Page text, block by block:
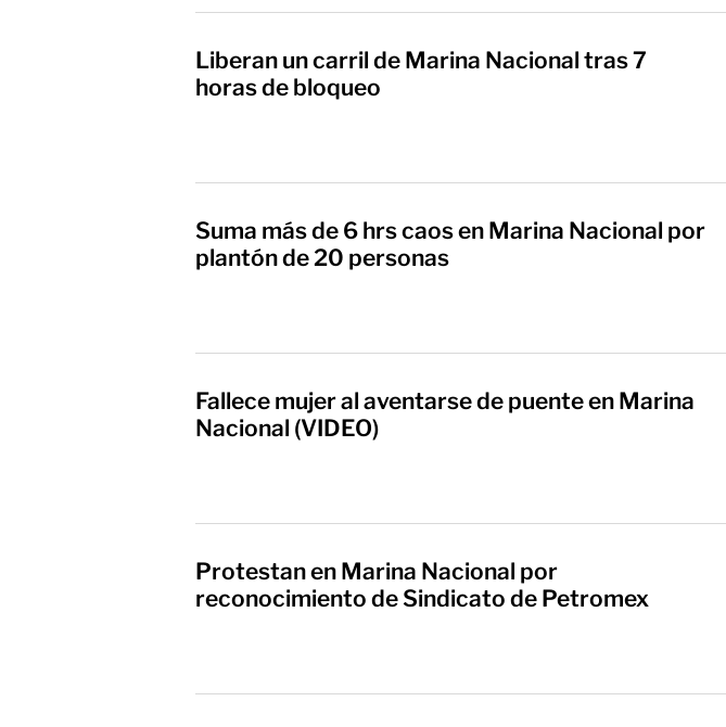
Liberan un carril de Marina Nacional tras 7
horas de bloqueo
Suma más de 6 hrs caos en Marina Nacional por
plantón de 20 personas
Fallece mujer al aventarse de puente en Marina
Nacional (VIDEO)
Protestan en Marina Nacional por
reconocimiento de Sindicato de Petromex